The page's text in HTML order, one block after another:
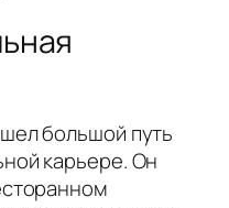
большой путь
карьере. Он